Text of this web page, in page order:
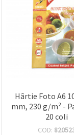
Hârtie Foto A6
mm, 230 g/m² -
20 coli
COD: